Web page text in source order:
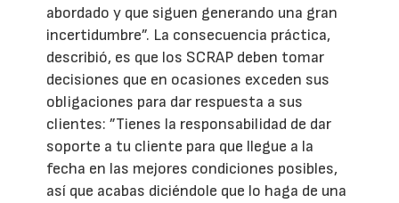
abordado y que siguen generando una gran
incertidumbre”. La consecuencia práctica,
describió, es que los SCRAP deben tomar
decisiones que en ocasiones exceden sus
obligaciones para dar respuesta a sus
clientes: ”Tienes la responsabilidad de dar
soporte a tu cliente para que llegue a la
fecha en las mejores condiciones posibles,
así que acabas diciéndole que lo haga de una